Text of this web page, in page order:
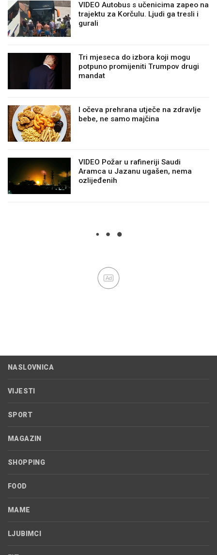
VIDEO Autobus s učenicima zapeo na
trajektu za Korčulu. Ljudi ga tresli i
gurali
Tri mjeseca do izbora koji mogu
potpuno promijeniti Trumpov drugi
mandat
I očeva prehrana utječe na zdravlje
bebe, ne samo majčina
VIDEO Požar u rafineriji Saudi
Aramca u Jazanu ugašen, nema
ozlijeđenih
Ad
NASLOVNICA
VIJESTI
SPORT
MAGAZIN
SHOPPING
FOOD
MAME
LJUBIMCI